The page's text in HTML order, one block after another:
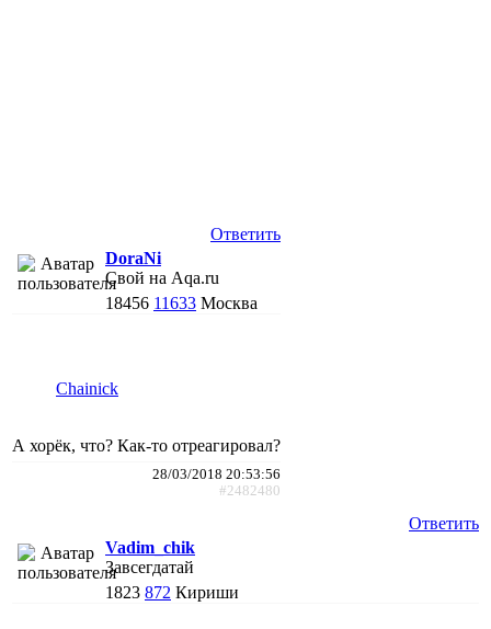
Ответить
DoraNi
Свой на Aqa.ru
18456 11633 Москва
Chainick
А хорёк, что? Как-то отреагировал?
28/03/2018 20:53:56
#2482480
Ответить
Vadim_chik
Завсегдатай
1823 872 Кириши